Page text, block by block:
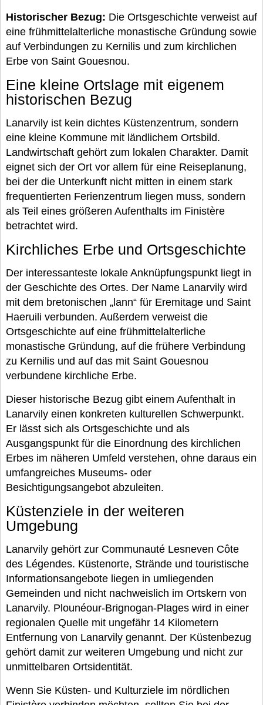
Historischer Bezug: Die Ortsgeschichte verweist auf
eine frühmittelalterliche monastische Gründung sowie
auf Verbindungen zu Kernilis und zum kirchlichen
Erbe von Saint Gouesnou.
Eine kleine Ortslage mit eigenem
historischen Bezug
Lanarvily ist kein dichtes Küstenzentrum, sondern
eine kleine Kommune mit ländlichem Ortsbild.
Landwirtschaft gehört zum lokalen Charakter. Damit
eignet sich der Ort vor allem für eine Reiseplanung,
bei der die Unterkunft nicht mitten in einem stark
frequentierten Ferienzentrum liegen muss, sondern
als Teil eines größeren Aufenthalts im Finistère
betrachtet wird.
Kirchliches Erbe und Ortsgeschichte
Der interessanteste lokale Anknüpfungspunkt liegt in
der Geschichte des Ortes. Der Name Lanarvily wird
mit dem bretonischen „lann“ für Eremitage und Saint
Haeruili verbunden. Außerdem verweist die
Ortsgeschichte auf eine frühmittelalterliche
monastische Gründung, auf die frühere Verbindung
zu Kernilis und auf das mit Saint Gouesnou
verbundene kirchliche Erbe.
Dieser historische Bezug gibt einem Aufenthalt in
Lanarvily einen konkreten kulturellen Schwerpunkt.
Er lässt sich als Ortsgeschichte und als
Ausgangspunkt für die Einordnung des kirchlichen
Erbes im näheren Umfeld verstehen, ohne daraus ein
umfangreiches Museums- oder
Besichtigungsangebot abzuleiten.
Küstenziele in der weiteren
Umgebung
Lanarvily gehört zur Communauté Lesneven Côte
des Légendes. Küstenorte, Strände und touristische
Informationsangebote liegen in umliegenden
Gemeinden und nicht nachweislich im Ortskern von
Lanarvily. Plounéour-Brignogan-Plages wird in einer
regionalen Quelle mit ungefähr 14 Kilometern
Entfernung von Lanarvily genannt. Der Küstenbezug
gehört damit zur weiteren Umgebung und nicht zur
unmittelbaren Ortsidentität.
Wenn Sie Küsten- und Kulturziele im nördlichen